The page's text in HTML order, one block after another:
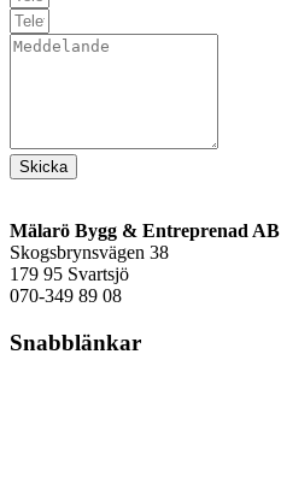
Skicka
Mälarö Bygg & Entreprenad AB
Skogsbrynsvägen 38
179 95 Svartsjö
070-349 89 08
Snabblänkar